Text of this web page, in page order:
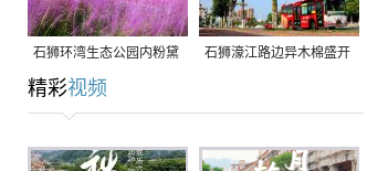
石狮环湾生态公园内粉黛
乱子草盛放
石狮濠江路边异木棉盛开
精彩视频